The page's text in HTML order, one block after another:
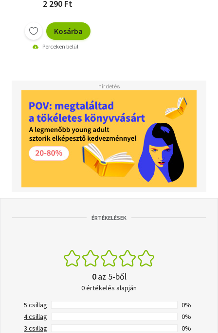
2 290 Ft
Kosárba
Perceken belül
ÉRTÉKELÉSEK
0az 5-ből
0 értékelés alapján
5 csillag
0%
4 csillag
0%
3 csillag
0%